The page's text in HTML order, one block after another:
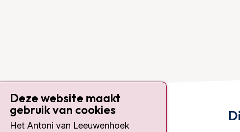
Contact
Deze website maakt
gebruik van cookies
Het Antoni van Leeuwenhoek